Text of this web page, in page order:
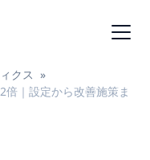
クス »
倍｜設定から改善施策ま